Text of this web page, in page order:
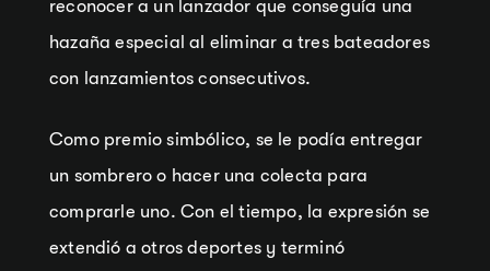
reconocer a un lanzador que conseguía una
hazaña especial al eliminar a tres bateadores
con lanzamientos consecutivos.
Como premio simbólico, se le podía entregar
un sombrero o hacer una colecta para
comprarle uno. Con el tiempo, la expresión se
extendió a otros deportes y terminó